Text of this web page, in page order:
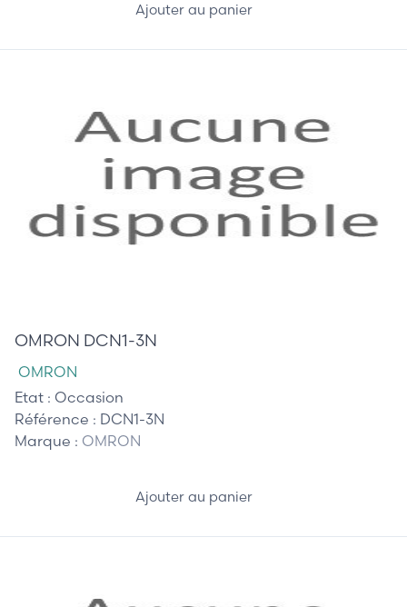
Ajouter au panier
OMRON DCN1-3N
OMRON
Etat : Occasion
Référence : DCN1-3N
Marque : OMRON
Ajouter au panier